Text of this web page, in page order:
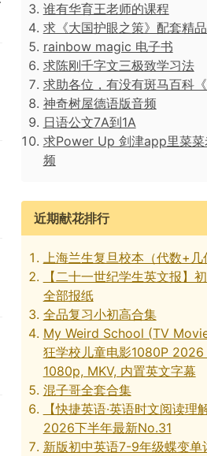
谁有华育王老师的课程
求《大国护眼之策》配套精
rainbow magic 电子书
求陈刚千字文三极致学习法
求助各位，有没有斑马百科《
神奇树屋德语版音频
日语公文7A到1A
求Power Up 剑津app里菜菜
频
近期献花排行
上海兰生复旦校本（代数+几
【二十一世纪学生英文报】
全部报纸
全品复习小初高合集
My Weird School (TV
狂学校儿童电影1080P
1080p, MKV, 内置英文字幕
混子哥全套合集
【快捷英语·英语时文阅读理
2026下半年最新No.31
新版初中英语7-9年级蝶变单